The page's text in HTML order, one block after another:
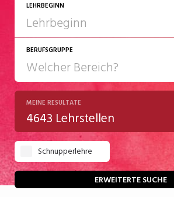
LEHRBEGINN
2027
2028
BERUFSGRUPPE
Chemie/Pharma
Gastgewerbe
Gesundheit/Pflege/Soziales
Handwerk/Technik
MEINE RESULTATE
4643 Lehrstellen
Schnupperlehre
ERWEITERTE SUCHE